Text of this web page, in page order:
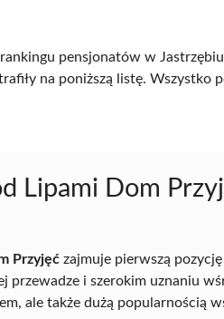
pensjonatów w
na poniższą listę. Wszystko
Lipami Dom
Przyjęć zajmuje pierwszą
przewadze i szerokim uznaniu
ale także dużą popularnością